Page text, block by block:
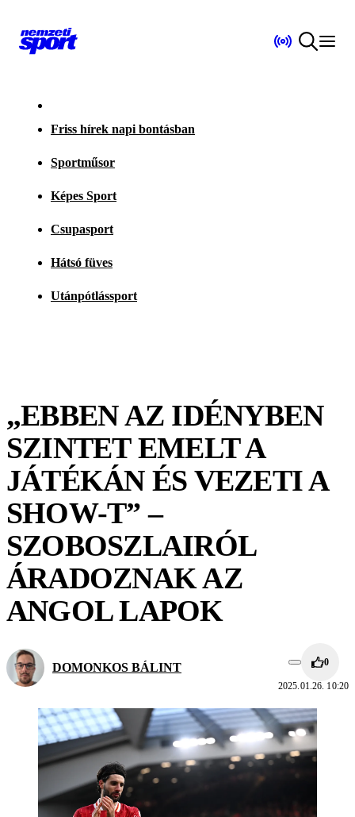
Friss hírek napi bontásban
Sportműsor
Képes Sport
Csupasport
Hátsó füves
Utánpótlássport
„EBBEN AZ IDÉNYBEN
SZINTET EMELT A
JÁTÉKÁN ÉS VEZETI A
SHOW-T” –
SZOBOSZLAIRÓL
ÁRADOZNAK AZ
ANGOL LAPOK
DOMONKOS BÁLINT 0
2025.01.26. 10:20